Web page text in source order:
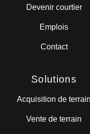
Devenir courtier
Emplois
Contact
Solutions
Acquisition de terrain
Vente de terrain